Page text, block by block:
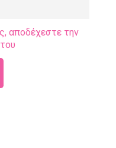
αποδέχεστε την